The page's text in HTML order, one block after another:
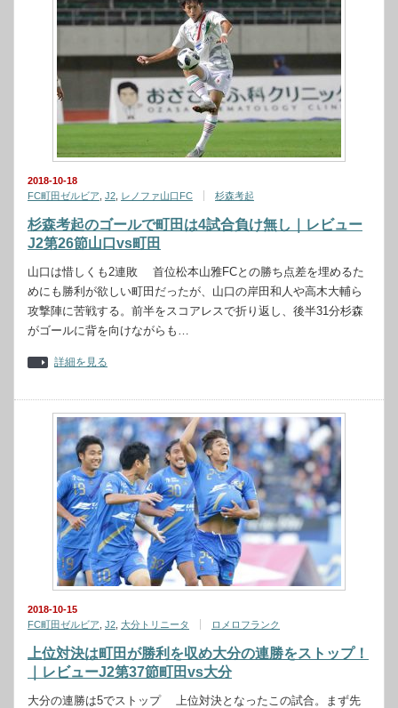
2018-10-18
FC町田ゼルビア J2 レノファ山口FC 杉森考起
杉森考起のゴールで町田は4試合負け無し｜レビュー
J2第26節山口vs町田
山口は惜しくも2連敗 首位松本山雅FCとの勝ち点差を埋めるた
めにも勝利が欲しい町田だったが、山口の岸田和人や高木大輔ら
攻撃陣に苦戦する。前半をスコアレスで折り返し、後半31分杉森
がゴールに背を向けながらも…
詳細を見る
2018-10-15
FC町田ゼルビア J2 大分トリニータ ロメロフランク
上位対決は町田が勝利を収め大分の連勝をストップ！
｜レビューJ2第37節町田vs大分
大分の連勝は5でストップ 上位対決となったこの試合。まず先